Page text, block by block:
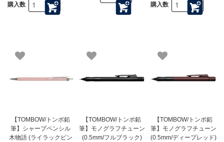
購入数
購入数
【TOMBOW/トンボ鉛
筆】シャープペンシル
木物語 (ライラックピン
【TOMBOW/トンボ鉛
筆】モノグラフチューン
(0.5mm/フルブラック)
【TOMBOW/トンボ鉛
筆】モノグラフチューン
(0.5mm/ディープレッド)